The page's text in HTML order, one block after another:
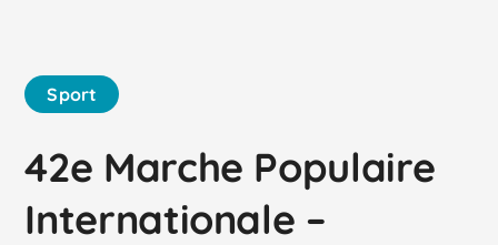
Sport
42e Marche Populaire
Internationale –